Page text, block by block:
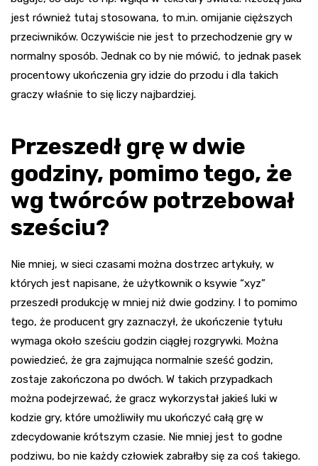
jest również tutaj stosowana, to m.in. omijanie cięższych
przeciwników. Oczywiście nie jest to przechodzenie gry w
normalny sposób. Jednak co by nie mówić, to jednak pasek
procentowy ukończenia gry idzie do przodu i dla takich
graczy właśnie to się liczy najbardziej.
Przeszedł grę w dwie
godziny, pomimo tego, że
wg twórców potrzebował
sześciu?
Nie mniej, w sieci czasami można dostrzec artykuły, w
których jest napisane, że użytkownik o ksywie “xyz”
przeszedł produkcję w mniej niż dwie godziny. I to pomimo
tego, że producent gry zaznaczył, że ukończenie tytułu
wymaga około sześciu godzin ciągłej rozgrywki. Można
powiedzieć, że gra zajmująca normalnie sześć godzin,
zostaje zakończona po dwóch. W takich przypadkach
można podejrzewać, że gracz wykorzystał jakieś luki w
kodzie gry, które umożliwiły mu ukończyć całą grę w
zdecydowanie krótszym czasie. Nie mniej jest to godne
podziwu, bo nie każdy człowiek zabrałby się za coś takiego.